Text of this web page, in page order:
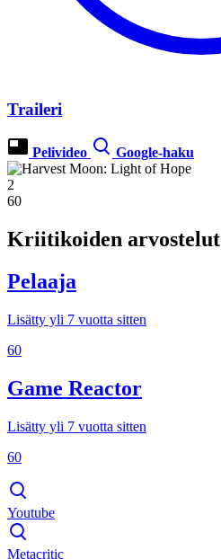
Traileri
Pelivideo Google-haku
2
60
Kriitikoiden arvostelut
Pelaaja
Lisätty yli 7 vuotta sitten
60
Game Reactor
Lisätty yli 7 vuotta sitten
60
Youtube
Metacritic